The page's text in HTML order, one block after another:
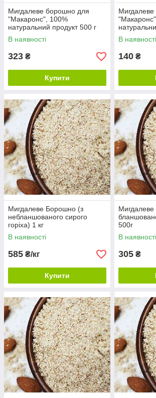
Мигдалеве борошно для
"Макаронс", 100%
натуральний продукт 500 г
В наявності
323 ₴
Купити
В наявності
140 ₴
Мигдалеве Борошно (з
небланшованого сирого
горіха) 1 кг
В наявності
585 ₴/кг
Купити
500г
В наявності
305 ₴